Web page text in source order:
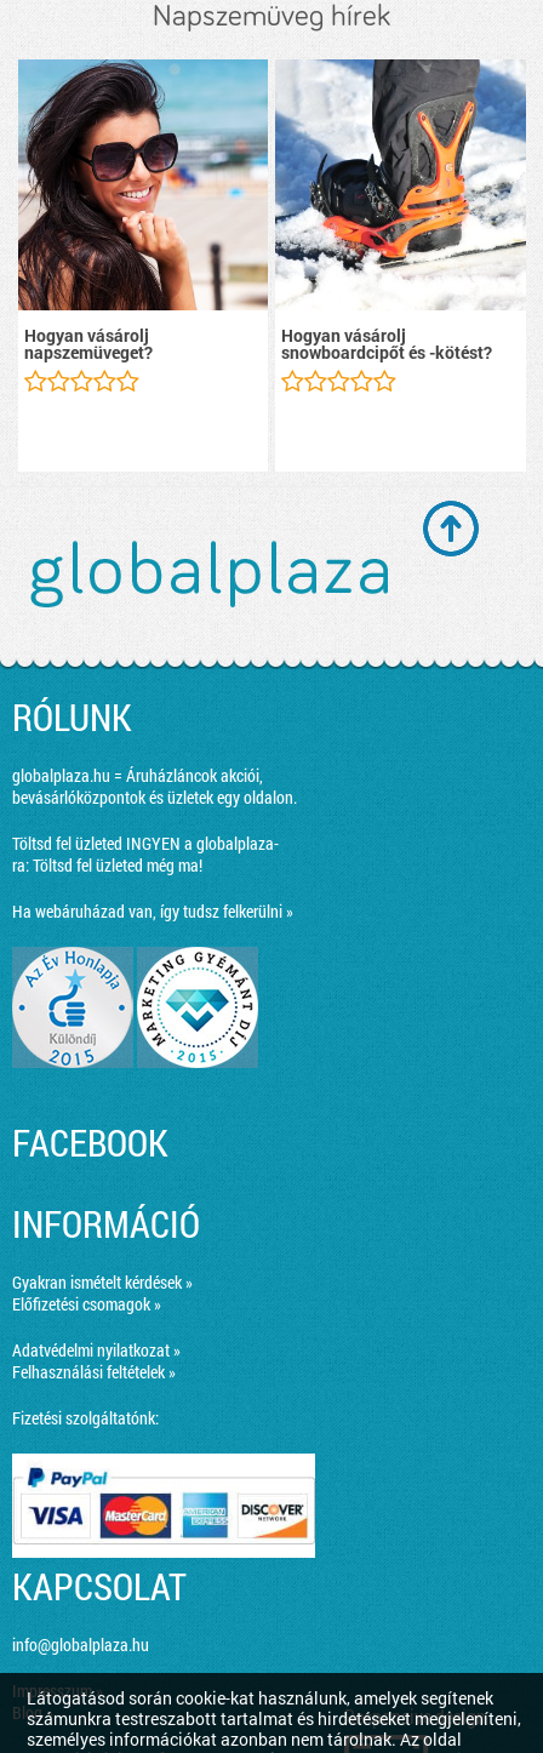
Látogatásod során cookie-kat használunk, amelyek segítenek
számunkra testreszabott tartalmat és hirdetéseket megjeleníteni,
személyes információkat azonban nem tárolnak. Az oldal
Napszemüveg hírek
Hogyan vásárolj
napszemüveget?
Hogyan vásárolj
snowboardcipőt és -kötést?
RÓLUNK
globalplaza.hu = Áruházláncok akciói,
bevásárlóközpontok és üzletek egy oldalon.
Töltsd fel üzleted INGYEN a globalplaza-
ra:Töltsd fel üzleted még ma!
Ha webáruházad van, így tudsz felkerülni »
FACEBOOK
INFORMÁCIÓ
Gyakran ismételt kérdések »
Előfizetési csomagok »
Adatvédelmi nyilatkozat »
Felhasználási feltételek »
Fizetési szolgáltatónk:
KAPCSOLAT
info@globalplaza.hu
Impresszum »
Blog »
Responsive design